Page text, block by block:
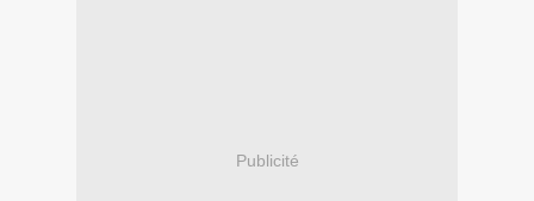
Publicité